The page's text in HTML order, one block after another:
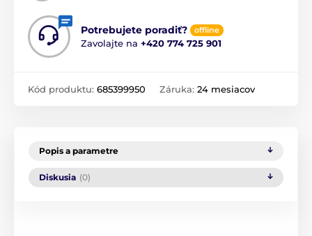
Potrebujete poradiť? offline
Zavolajte na +420 774 725 901
Kód produktu: 685399950 Záruka: 24 mesiacov
Popis a parametre
Diskusia (0)